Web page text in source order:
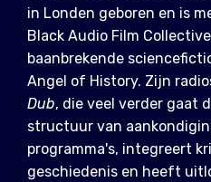
in Londen geboren en is
Black Audio Film
baanbrekende
Angel of History. Zijn
Dub, die veel verder gaat
structuur van
programma's, integreert
geschiedenis en heeft